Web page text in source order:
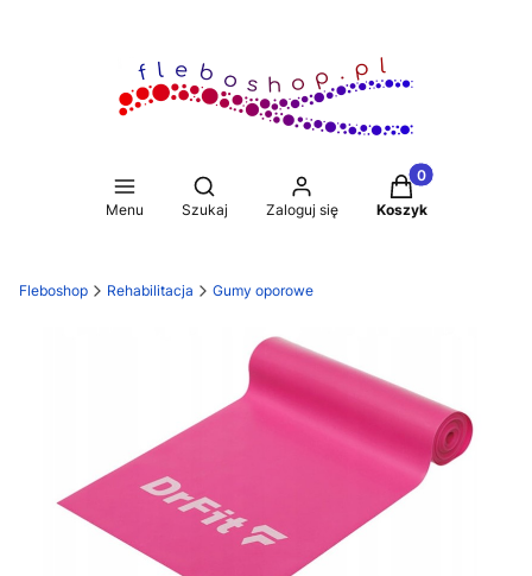
Menu
Otwórz wyszukiwarkę
Szukaj Zaloguj się
Produkty w
Koszyk
Fleboshop Rehabilitacja Gumy oporowe